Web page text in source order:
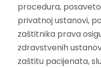
procedura,
privatnoj ustanovi,
zaštitnika prava
zdravstvenih
zaštitu pacijenata,